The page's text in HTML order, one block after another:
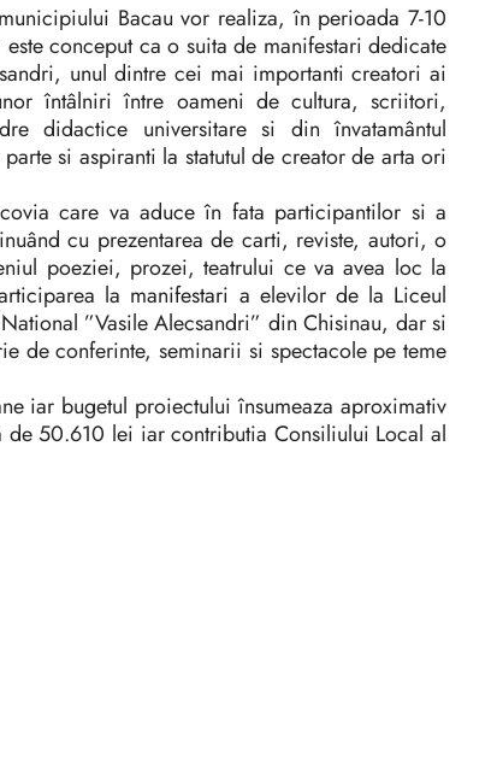
Bacau vor realiza, în perioada 7-10
este conceput ca o suita de manifestari dedicate
unul dintre cei mai importanti creatori ai
întâlniri între oameni de cultura, scriitori,
didactice universitare si din învatamântul
si aspiranti la statutul de creator de arta ori
care va aduce în fata participantilor si a
cu prezentarea de carti, reviste, autori, o
poeziei, prozei, teatrului ce va avea loc la
la manifestari a elevilor de la Liceul
”Vasile Alecsandri” din Chisinau, dar si
de conferinte, seminarii si spectacole pe teme
iar bugetul proiectului însumeaza aproximativ
de 50.610 lei iar contributia Consiliului Local al